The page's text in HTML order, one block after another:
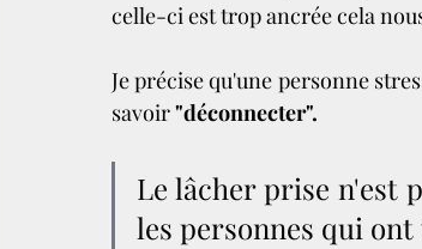
celle-ci est trop ancrée cela
Je précise qu'une personne
savoir "déconnecter".
Le lâcher prise n'est
les personnes qui